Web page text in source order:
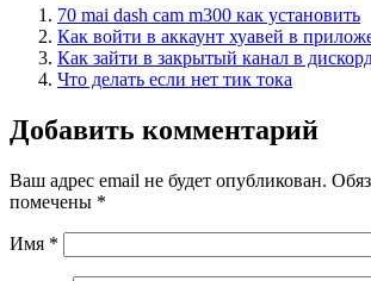
70 mai dash cam m300 как установить
Как войти в аккаунт хуавей в
Как зайти в закрытый канал в
Что делать если нет тик тока
Добавить комментарий
Ваш адрес email не будет опубликован.
помечены *
Имя *